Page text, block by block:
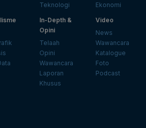
Teknologi
Ekonomi
In-Depth &
Opini
Telaah
Opini
Wawancara
Laporan
Khusus
Video
News
Wawancara
Katalogue
Foto
Podcast